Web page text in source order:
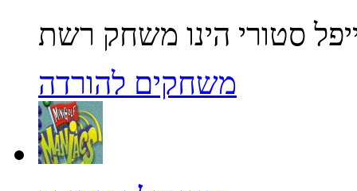
משחקים להורדה